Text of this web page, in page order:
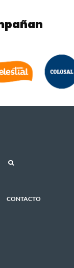
CONTACTO